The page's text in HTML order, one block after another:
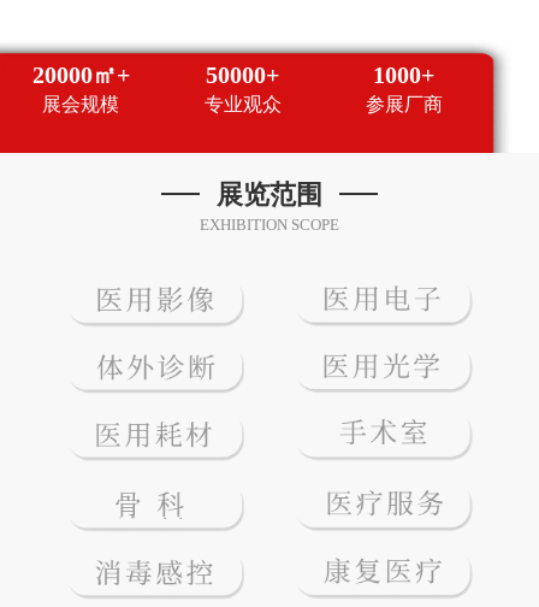
20000㎡+
展会规模
50000+
专业观众
1000+
参展厂商
展览范围
EXHIBITION SCOPE